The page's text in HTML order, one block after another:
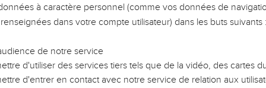
traversait des champs de blé. Tout en marchant, ses
N'avez-vous jamais lu ce qu’a fait David, lorsqu'il a été dans
?
de Dieu, à l’époque du grand-prêtre Abiathar, a mangé
à caractère personnel (comme vos données de
dans votre compte utilisateur) dans les buts suivants :
de notre service
d'utiliser des services tiers tels que de la vidéo, des cartes
d'entrer en contact avec notre service de relation aux